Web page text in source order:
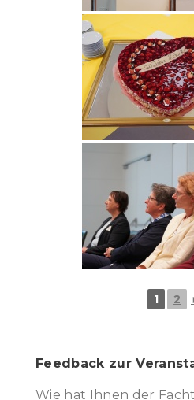
1 2
Feedback zur
Wie hat Ihnen der